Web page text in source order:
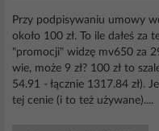
Przy podpisywaniu umowy
około 100 zł. To ile dałeś
"promocji" widzę mv650 za
wie, może 9 zł? 100 zł to
54.91 - łącznie 1317.84 zł).
tej cenie (i to też używane)....